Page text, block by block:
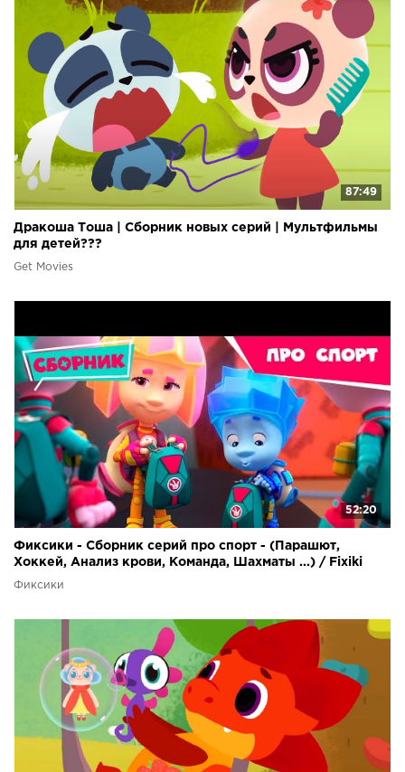
87:49
Дракоша Тоша | Сборник новых серий | Мультфильмы
для детей???
Get Movies
52:20
Фиксики - Сборник серий про спорт - (Парашют,
Хоккей, Анализ крови, Команда, Шахматы ...) / Fixiki
Фиксики